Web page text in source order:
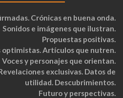
Crónicas en buena onda.
Sonidos e imágenes que ilustran.
Propuestas positivas.
optimistas. Artículos que nutren.
Voces y personajes que orientan.
exclusivas. Datos de
utilidad. Descubrimientos.
Futuro y perspectivas.